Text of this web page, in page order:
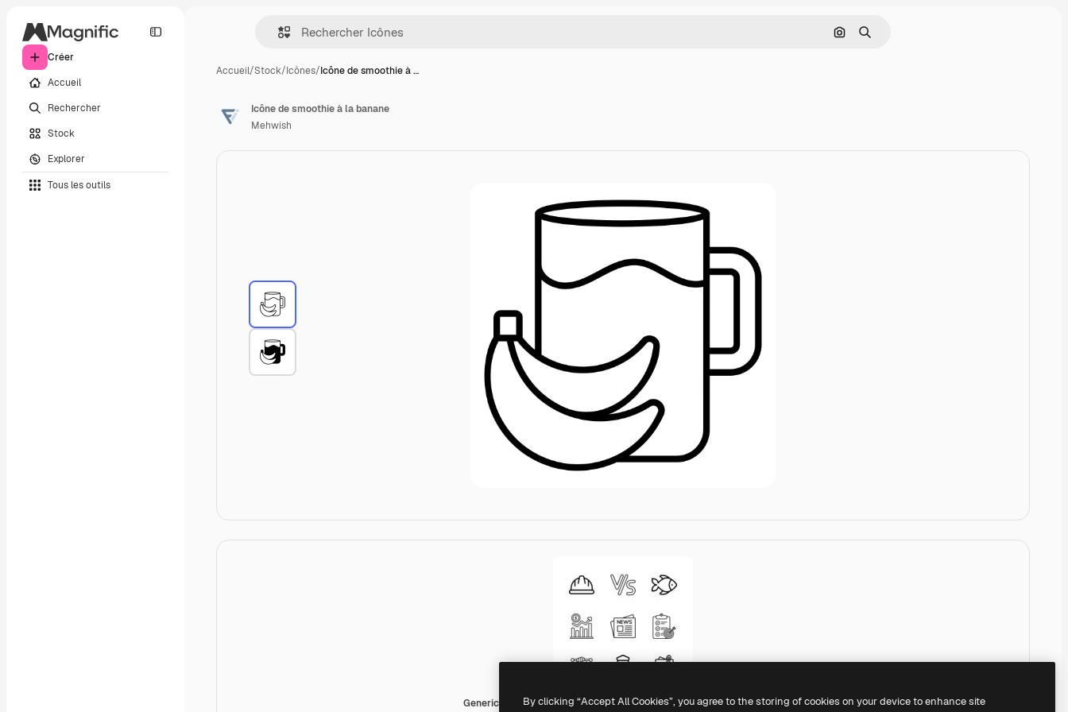
Créer
Accueil
Rechercher
Stock
Explorer
Tous les outils
Rechercher par image
Rechercher
Accueil/Stock/Icônes/Icône de smoothie à …
Generic Detailed Outline
Icône de smoothie à la banane
Mehwish
By clicking “Accept All Cookies”, you agree to the storing of cookies on your device to enhance site